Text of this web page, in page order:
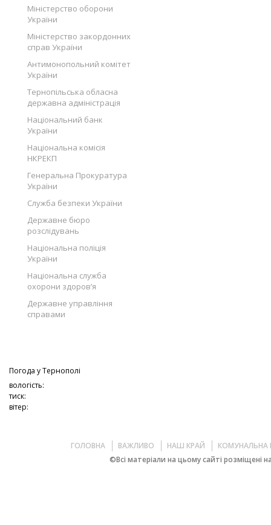
Міністерство оборони
України
Міністерство закордонних
справ України
Антимонопольний комітет
України
Тернопільська обласна
державна адміністрація
Національний банк
України
Національна комісія
НКРЕКП
Генеральна Прокуратура
України
Служба безпеки України
Державне бюро
розслідувань
Національна поліція
України
Національна служба
охорони здоров’я
Державне управління
справами
Погода уТернополі
вологість:
тиск:
вітер:
ГОЛОВНА ВАЖЛИВО НАШ КРАЙ
КОМУНАЛЬНА
©Всі матеріали на цьому сайті розміщені